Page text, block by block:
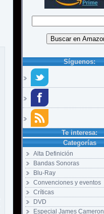
Síguenos:
Te interesa:
Categorías
Alta Definición
Bandas Sonoras
Blu-Ray
Convenciones y eventos
Críticas
DVD
Especial James Cameron